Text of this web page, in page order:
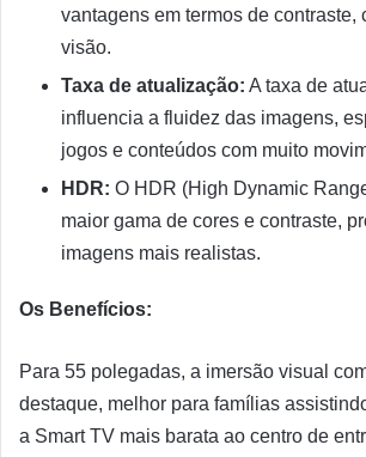
vantagens em termos de contraste,
visão.
Taxa de atualização: A taxa de
influencia a fluidez das imagens,
jogos e conteúdos com muito
HDR: O HDR (High Dynamic
maior gama de cores e contraste,
imagens mais realistas.
Os Benefícios:
Para 55 polegadas, a imersão visual
destaque, melhor para famílias
a Smart TV mais barata ao centro de